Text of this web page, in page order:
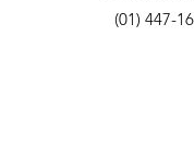
(01) 447-